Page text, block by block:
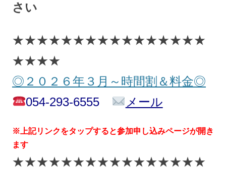
さい
★★★★★★★★★★★★★★★★
★★★★
◎２０２６年３月～時間割＆料金◎
054-293-6555
メール
※上記リンクをタップすると参加申し込みページが開き
ます
★★★★★★★★★★★★★★★★